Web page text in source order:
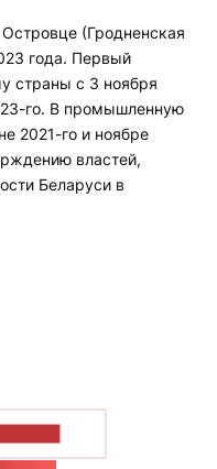
(Гродненская
года. Первый
страны с 3 ноября
го. В промышленную
2021-го и ноябре
властей,
Беларуси в